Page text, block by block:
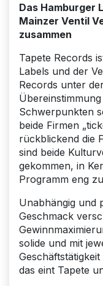
Das Hamburger
Mainzer Ventil
zusammen
Tapete Records
Labels und der
Records unter
Schwerpunkten
beide Firmen
rückblickend die
sind beide
gekommen, in
Programm eng
Unabhängig und
Geschmack
solide und mit
das eint Tapete